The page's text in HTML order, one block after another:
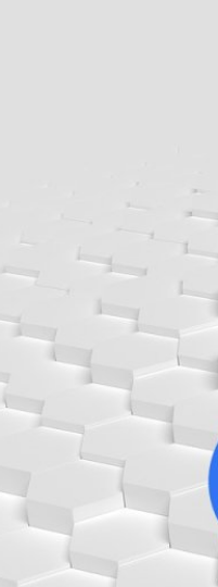
ฟล์ที่เก็บอยู่ในคลาวด์ออกมาเป็น
ถือ รวมทั้งมีเครื่องมือเพิ่มเติมใ
ซึ่งอยู่มาอย่างยาวนานจนกระ
ดยการประกาศสั่งปิดฟีเจอร์
ผู้ใช้ได้มีเวลาทำใจหรือหาวิธีกา
ปิดบริการเพราะสาเหตุใ
อร์นี้
เมื่อดูในเว็บศูนย์การช่วยเ
มีอยู่ในระบบปฏิบัติการ
บบพื้นฐานของแพลตฟอร์มนั้น ที่